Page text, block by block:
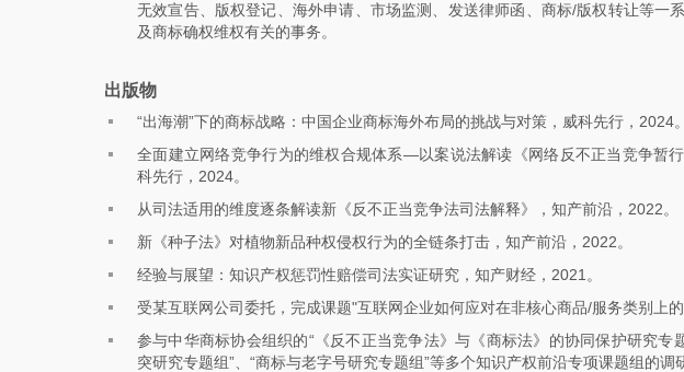
无效宣告、版权登记、海外申请、市场监测、发送律师函、商标/版权转让等一
及商标确权维权有关的事务。
出版物
“出海潮”下的商标战略：中国企业商标海外布局的挑战与对策，威科先行，2024。
全面建立网络竞争行为的维权合规体系—以案说法解读《网络反不正当竞争暂
科先行，2024。
从司法适用的维度逐条解读新《反不正当竞争法司法解释》，知产前沿，2022。
新《种子法》对植物新品种权侵权行为的全链条打击，知产前沿，2022。
经验与展望：知识产权惩罚性赔偿司法实证研究，知产财经，2021。
受某互联网公司委托，完成课题"互联网企业如何应对在非核心商品/服务类别上的
参与中华商标协会组织的“《反不正当竞争法》与《商标法》的协同保护研究专
突研究专题组”、“商标与老字号研究专题组”等多个知识产权前沿专项课题组的调